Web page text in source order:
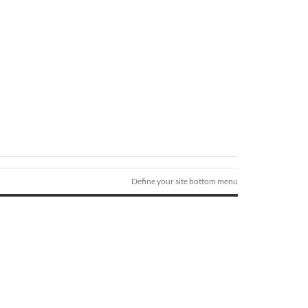
Define your site bottom menu